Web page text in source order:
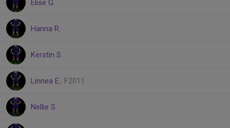
Elise G.
Hanna R.
Kerstin S.
Linnea E., F2011
Nellie S.